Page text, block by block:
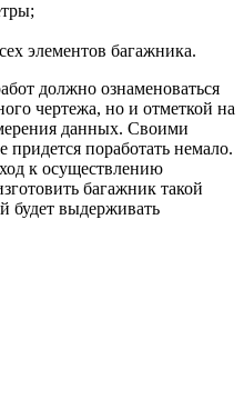
элементов багажника.
должно ознаменоваться
чертежа, но и отметкой на
данных. Своими
придется поработать немало.
к осуществлению
багажник такой
будет выдерживать